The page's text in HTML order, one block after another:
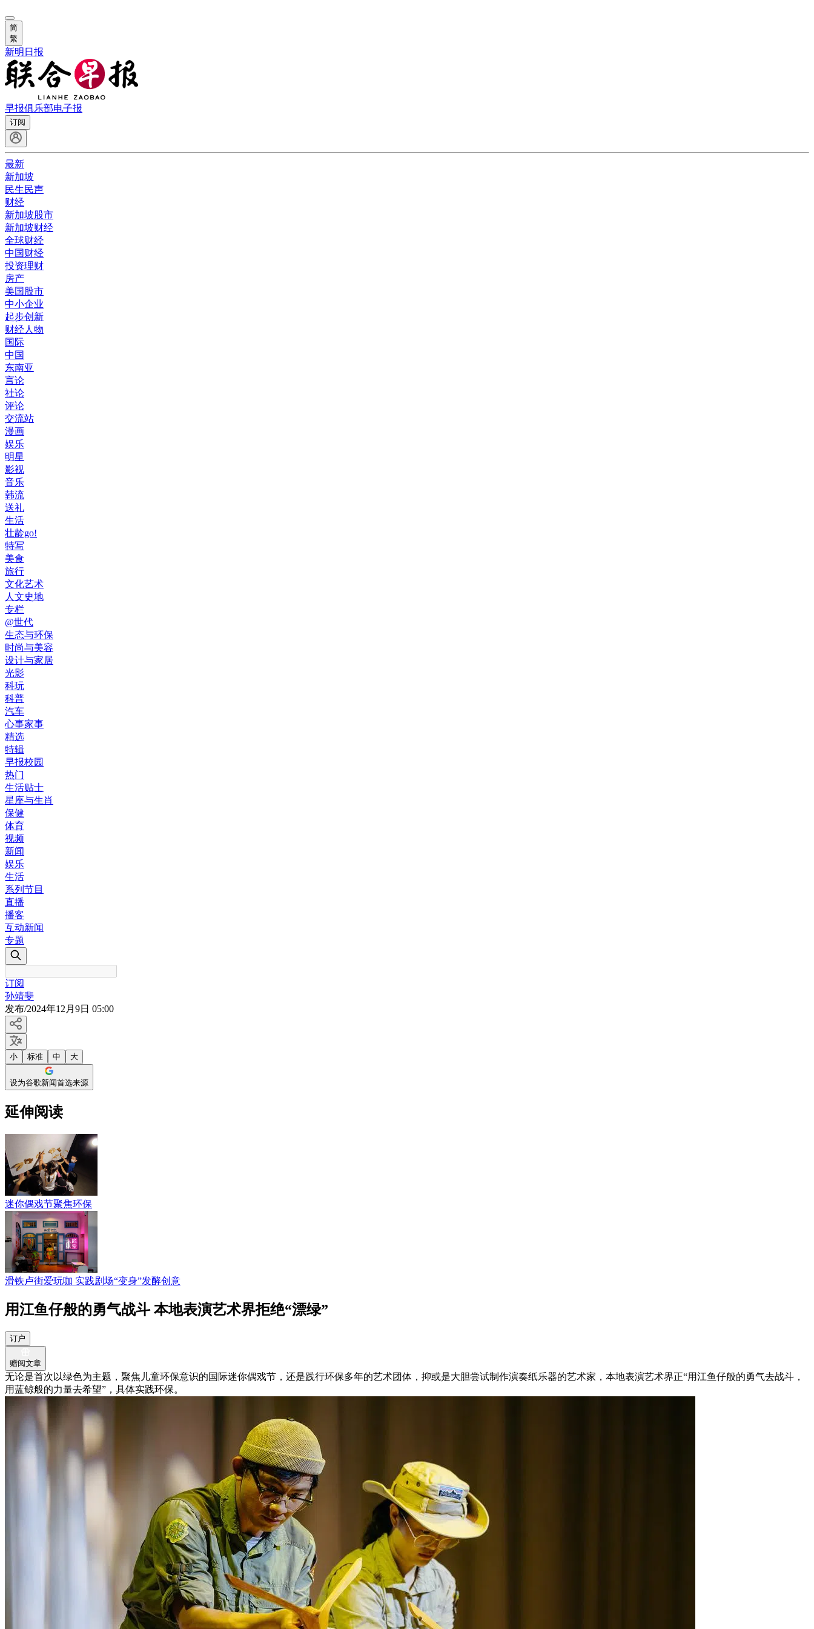
简
繁
新明日报
早报俱乐部电子报
订阅
最新
新加坡
民生民声
财经
新加坡股市
新加坡财经
全球财经
中国财经
投资理财
房产
美国股市
中小企业
起步创新
财经人物
国际
中国
东南亚
言论
社论
评论
交流站
漫画
娱乐
明星
影视
音乐
韩流
送礼
生活
壮龄go!
特写
美食
旅行
文化艺术
人文史地
专栏
@世代
生态与环保
时尚与美容
设计与家居
光影
科玩
科普
汽车
心事家事
精选
特辑
早报校园
热门
生活贴士
星座与生肖
保健
体育
视频
新闻
娱乐
生活
系列节目
直播
播客
互动新闻
专题
订阅
孙靖斐
发布/2024年12月9日 05:00
小 标准 中 大
设为谷歌新闻首选来源
延伸阅读
迷你偶戏节聚焦环保
滑铁卢街爱玩咖 实践剧场“变身”发酵创意
用江鱼仔般的勇气战斗 本地表演艺术界拒绝“漂绿”
订户
赠阅文章
无论是首次以绿色为主题，聚焦儿童环保意识的国际迷你偶戏节，还是践行环保多年的艺术团体，抑或是大胆尝试制作演奏纸乐器的艺术家，本地表演艺术界正“用江鱼仔般的勇气去战斗，
用蓝鲸般的力量去希望”，具体实践环保。